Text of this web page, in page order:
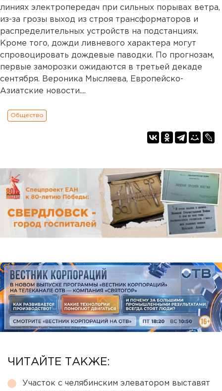
линиях электропередач при сильных порывах ветра,
из-за грозы выход из строя трансформаторов и
распределительных устройств на подстанциях.
Кроме того, дожди ливневого характера могут
спровоцировать дождевые паводки. По прогнозам,
первые заморозки ожидаются в третьей декаде
сентября. Вероника Мысляева, Европейско-
Азиатские новости....
Общество
ЧИТАЙТЕ ТАКЖЕ:
Участок с челябинским элеватором выставят